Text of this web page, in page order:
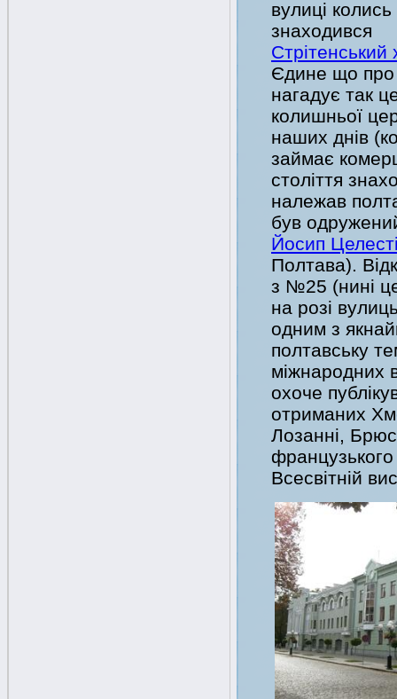
вулиці колись
знаходився
Стрітенський
Єдине що про
нагадує так
колишньої
наших днів
займає
століття
належав
був
Йосип
Полтава).
з №25 (нині
на розі
одним з
полтавську
міжнародних
охоче
отриманих
Лозанні,
Всесвітній